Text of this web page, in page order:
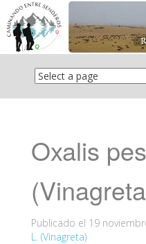
Saltar
contenido
Oxalis
Publicado el 19
L. (Vinagreta)